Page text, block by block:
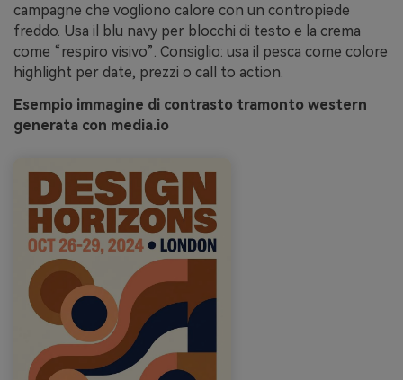
campagne che vogliono calore con un contropiede
freddo. Usa il blu navy per blocchi di testo e la crema
come “respiro visivo”. Consiglio: usa il pesca come colore
highlight per date, prezzi o call to action.
Esempio immagine di contrasto tramonto western
generata con media.io